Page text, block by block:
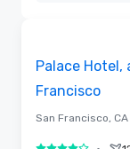
Palace Hotel,
Francisco
San Francisco, CA